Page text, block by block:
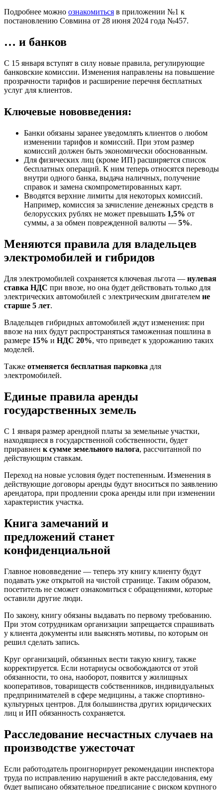
Подробнее можно ознакомиться в приложении №1 к
постановлению Совмина от 28 июня 2024 года №457.
… и банков
С 15 января вступят в силу новые правила, регулирующие
банковские комиссии. Изменения направлены на повышение
прозрачности тарифов и расширение перечня бесплатных
услуг для клиентов.
Ключевые нововведения:
Банки обязаны заранее уведомлять клиентов о любом
изменении тарифов и комиссий. При этом размер
комиссий должен быть экономически обоснованным.
Для физических лиц (кроме ИП) расширяется список
бесплатных операций. К ним теперь относятся переводы
внутри одного банка, выдача наличных, получение
справок и замена скомпрометированных карт.
Вводятся верхние лимиты для некоторых комиссий.
Например, комиссия за зачисление денежных средств в
белорусских рублях не может превышать 1,5% от
суммы, а за обмен поврежденной валюты — 5%.
Меняются правила для владельцев
электромобилей и гибридов
Для электромобилей сохраняется ключевая льгота — нулевая
ставка НДС при ввозе, но она будет действовать только для
электрических автомобилей с электрическим двигателем не
старше 5 лет.
Владельцев гибридных автомобилей ждут изменения: при
ввозе на них будут распространяться таможенная пошлина в
размере 15% и НДС 20%, что приведет к удорожанию таких
моделей.
Также отменяется бесплатная парковка для
электромобилей.
Единые правила аренды
государственных земель
С 1 января размер арендной платы за земельные участки,
находящиеся в государственной собственности, будет
приравнен к сумме земельного налога, рассчитанной по
действующим ставкам.
Переход на новые условия будет постепенным. Изменения в
действующие договоры аренды будут вноситься по заявлению
арендатора, при продлении срока аренды или при изменении
характеристик участка.
Книга замечаний и
предложений станет
конфиденциальной
Главное нововведение — теперь эту книгу клиенту будут
подавать уже открытой на чистой странице. Таким образом,
посетитель не сможет ознакомиться с обращениями, которые
оставили другие люди.
По закону, книгу обязаны выдавать по первому требованию.
При этом сотрудникам организации запрещается спрашивать
у клиента документы или выяснять мотивы, по которым он
решил сделать запись.
Круг организаций, обязанных вести такую книгу, также
корректируется. Если нотариусы освобождаются от этой
обязанности, то она, наоборот, появится у жилищных
кооперативов, товариществ собственников, индивидуальных
предпринимателей в сфере медицины, а также спортивно-
культурных центров. Для большинства других юридических
лиц и ИП обязанность сохраняется.
Расследование несчастных случаев на
производстве ужесточат
Если работодатель проигнорирует рекомендации инспектора
труда по исправлению нарушений в акте расследования, ему
будет выписано обязательное предписание с риском крупного